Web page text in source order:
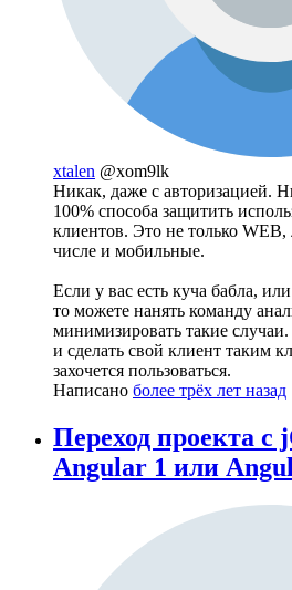
xtalen @xom9lk
Никак, даже с авторизацией.
100% способа защитить
клиентов. Это не только
числе и мобильные.
Если у вас есть куча бабла,
то можете нанять команду
минимизировать такие
и сделать свой клиент таким
захочется пользоваться.
Написано более трёх лет назад
Переход проекта с
Angular 1 или